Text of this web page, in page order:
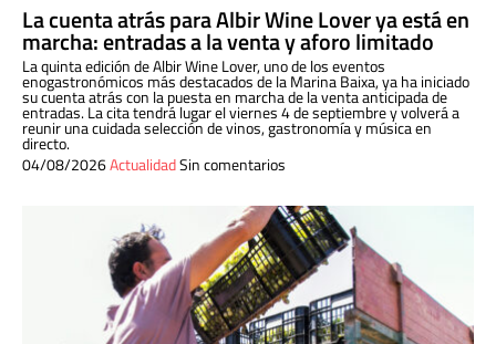
La cuenta atrás para Albir Wine Lover ya está en
marcha: entradas a la venta y aforo limitado
La quinta edición de Albir Wine Lover, uno de los eventos
enogastronómicos más destacados de la Marina Baixa, ya ha iniciado
su cuenta atrás con la puesta en marcha de la venta anticipada de
entradas. La cita tendrá lugar el viernes 4 de septiembre y volverá a
reunir una cuidada selección de vinos, gastronomía y música en
directo.
04/08/2026ActualidadSin comentarios